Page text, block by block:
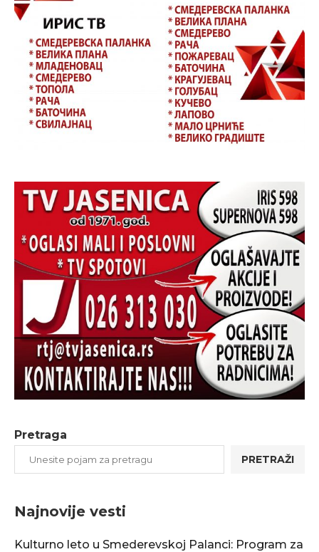
Pretraga
PRETRAŽI
Najnovije vesti
Kulturno leto u Smederevskoj Palanci: Program za